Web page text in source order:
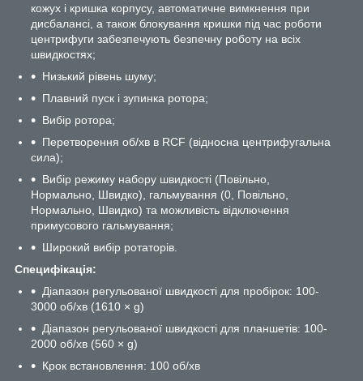
кожух і кришка корпусу, автоматичне вимкнення при
дисбалансі, а також блокування кришки під час роботи
центрифуги забезпечують безпечну роботу на всіх
швидкостях;
Низький рівень шуму;
Плавний пуск і зупинка ротора;
Вибір ротора;
Перетворення об/хв в RCF (відносна центрифугальна
сила);
Вибір режиму набору швидкості (Повільно,
Нормально, Швидко), гальмування (0, Повільно,
Нормально, Швидко) та можливість відключення
примусового гальмування;
Широкий вибір ротаторів.
Специфікація:
Діапазон регульованої швидкості для пробірок: 100-
3000 об/хв (1610 × g)
Діапазон регульованої швидкості для планшетів: 100-
2000 об/хв (560 × g)
Крок встановлення: 100 об/хв